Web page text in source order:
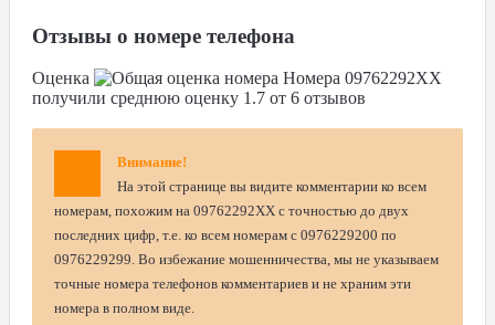
Отзывы о номере телефона
Оценка Номера 09762292XX
получили среднюю оценку 1.7 от 6 отзывов
Внимание!
На этой странице вы видите комментарии ко всем
номерам, похожим на 09762292XX с точностью до двух
последних цифр, т.е. ко всем номерам с 0976229200 по
0976229299. Во избежание мошенничества, мы не указываем
точные номера телефонов комментариев и не храним эти
номера в полном виде.